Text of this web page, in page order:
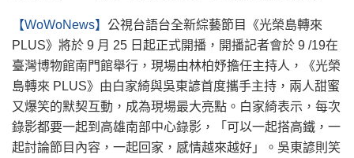
【WoWoNews】 公視台語台全新綜藝節目《光榮島轉來
PLUS》將於 9 月 25 日起正式開播，開播記者會於 9 /19在
臺灣博物館南門館舉行，現場由林柏妤擔任主持人，《光榮
島轉來 PLUS》由白家綺與吳東諺首度攜手主持，兩人甜蜜
又爆笑的默契互動，成為現場最大亮點。白家綺表示，每次
錄影都要一起到高雄南部中心錄影，「可以一起搭高鐵，一
起討論節目內容，一起回家，感情越來越好」。吳東諺則笑